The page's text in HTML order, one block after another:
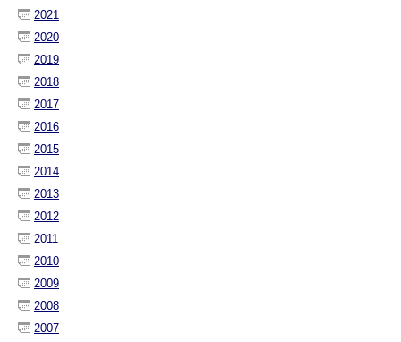
2021
2020
2019
2018
2017
2016
2015
2014
2013
2012
2011
2010
2009
2008
2007